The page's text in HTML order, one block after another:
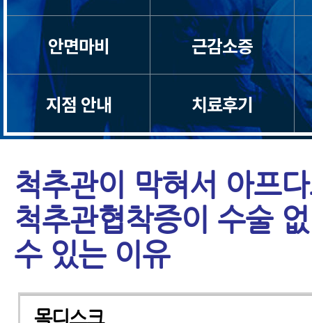
안면마비 근감소증
지점 안내 치료후기
척추관이 막혀서 아프
척추관협착증이 수술
수 있는 이유
목디스크